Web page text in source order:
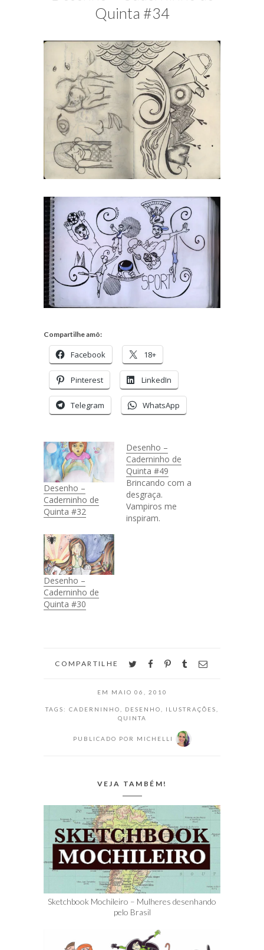
antiga.
Quinta #34
Compartilhe amô:
Facebook 18+
Pinterest LinkedIn
Telegram WhatsApp
Desenho –
Caderninho de
Quinta #32
Desenho –
Caderninho de
Quinta #49
Brincando com a
desgraça.
Vampiros me
inspiram.
Desenho –
Caderninho de
Quinta #30
COMPARTILHE twitterfacebookpinterest
tumblr
EM MAIO 06, 2010
TAGS: CADERNINHO DESENHO ILUSTRAÇÕES
QUINTA
PUBLICADO POR MICHELLI
VEJA TAMBÉM!
Sketchbook Mochileiro – Mulheres desenhando
pelo Brasil